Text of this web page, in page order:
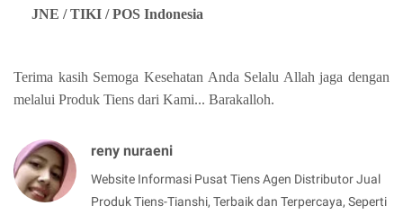
JNE / TIKI / POS Indonesia
Terima kasih Semoga Kesehatan Anda Selalu Allah jaga dengan
melalui Produk Tiens dari Kami... Barakalloh.
reny nuraeni
Website Informasi Pusat Tiens Agen Distributor Jual
Produk Tiens-Tianshi, Terbaik dan Terpercaya, Seperti